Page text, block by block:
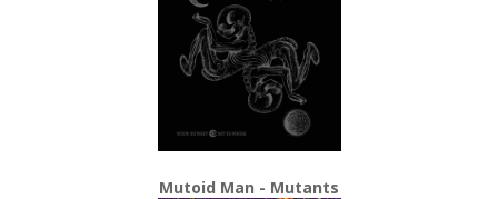
Mutoid Man - Mutants